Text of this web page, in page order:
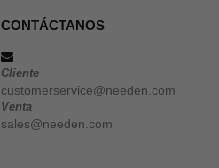
CONTÁCTANOS
Cliente
customerservice@needen.com
Venta
sales@needen.com